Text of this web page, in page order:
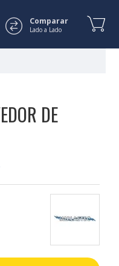
Comparar
Lado a Lado
DE